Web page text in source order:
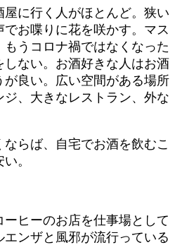
に行く人がほとんど。狭い
お喋りに花を咲かす。マス
うコロナ禍ではなくなった
ない。お酒好きな人はお酒
が良い。広い空間がある場所
、大きなレストラン、外な
らば、自宅でお酒を飲むこ
。
ヒーのお店を仕事場として
ンザと風邪が流行っている